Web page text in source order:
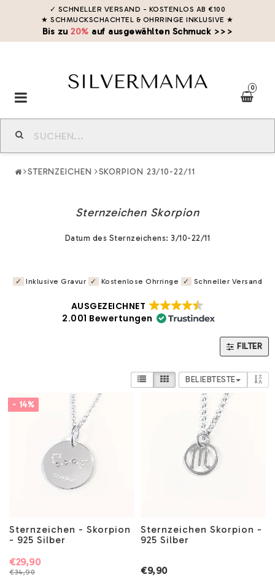
✓ SCHNELLER VERSAND - KOSTENLOS AB €100
★ SCHMUCKSCHACHTEL & OHRRINGE INKLUSIVE ★
Bis zu20% auf ausgewählten Schmuck >>>
0
Toggle
navigation
STERNZEICHEN SKORPION 23/10-22/11
Sternzeichen Skorpion
Datum des Sternzeichens: 3/10-22/11
✓ Inklusive Gravur ✓ Kostenlose Ohrringe ✓ Schneller Versand
AUSGEZEICHNET
2.001 Bewertungen
FILTER
BELIEBTESTE
- 14%
Sternzeichen - Skorpion
- 925 Silber
€34,90
€29,90
Sternzeichen Skorpion -
925 Silber
€9,90